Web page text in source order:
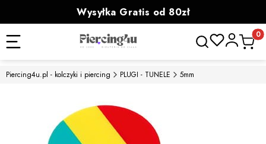
Wysyłka Gratis od 80zł
powyżej 100zł prezent
Otwórz
Piercing4u.pl - kolczyki i piercing PLUGI - TUNELE 5mm